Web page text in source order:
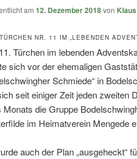
am 12. Dezember 2018von
NR. 11 IM „LEBENDEN
Türchen im lebenden
sich vor der ehemaligen
Schmiede“ in
seit einiger Zeit jeden zweiten
Monats die Gruppe
im Heimatverein Mengede
auch der Plan „ausgeheckt“